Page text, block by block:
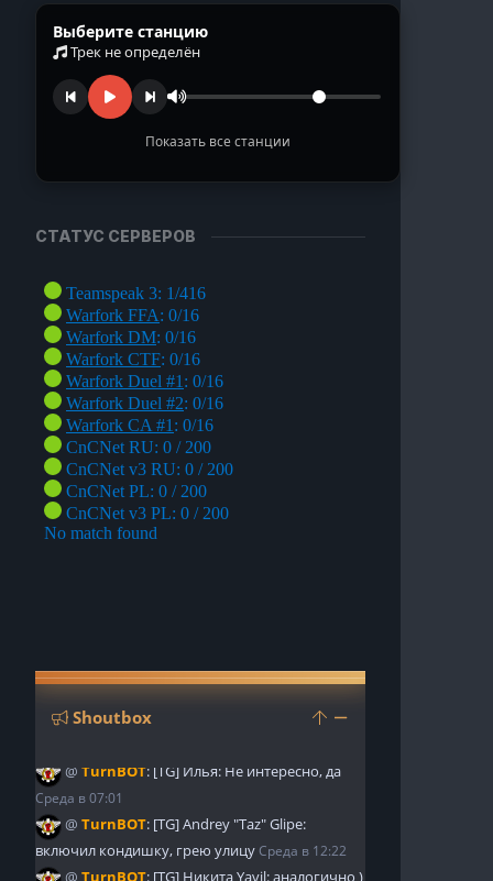
Выберите станцию
Трек не определён
Показать все станции
TURN Radio
СТАТУС СЕРВЕРОВ